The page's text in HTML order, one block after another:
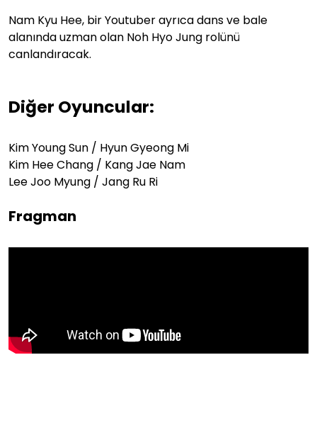
Nam Kyu Hee, bir Youtuber ayrıca dans ve bale
alanında uzman olan Noh Hyo Jung rolünü
canlandıracak.
Diğer Oyuncular:
Kim Young Sun / Hyun Gyeong Mi
Kim Hee Chang / Kang Jae Nam
Lee Joo Myung / Jang Ru Ri
Fragman